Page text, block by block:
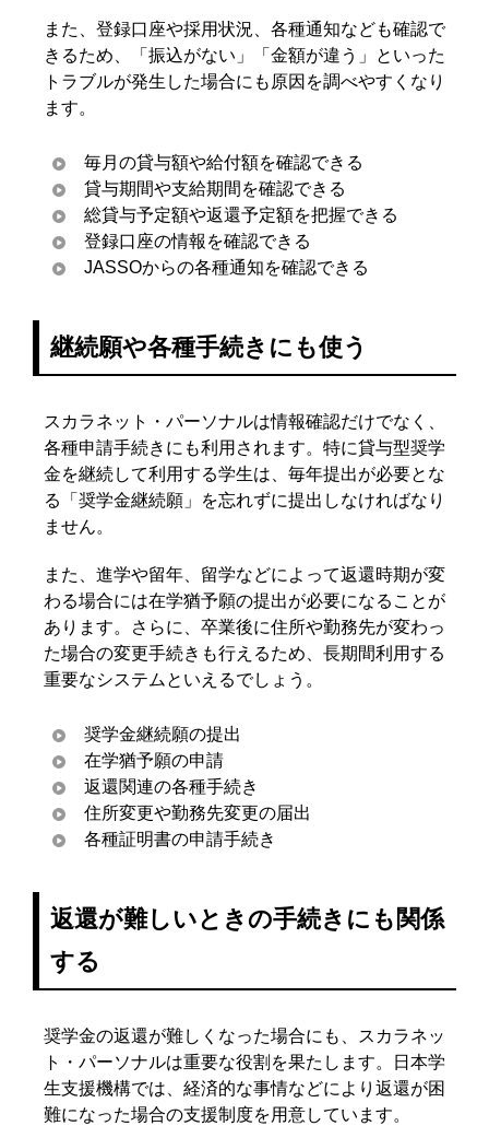
また、登録口座や採用状況、各種通知なども確認で
きるため、「振込がない」「金額が違う」といった
トラブルが発生した場合にも原因を調べやすくなり
ます。
毎月の貸与額や給付額を確認できる
貸与期間や支給期間を確認できる
総貸与予定額や返還予定額を把握できる
登録口座の情報を確認できる
JASSOからの各種通知を確認できる
継続願や各種手続きにも使う
スカラネット・パーソナルは情報確認だけでなく、
各種申請手続きにも利用されます。特に貸与型奨学
金を継続して利用する学生は、毎年提出が必要とな
る「奨学金継続願」を忘れずに提出しなければなり
ません。
また、進学や留年、留学などによって返還時期が変
わる場合には在学猶予願の提出が必要になることが
あります。さらに、卒業後に住所や勤務先が変わっ
た場合の変更手続きも行えるため、長期間利用する
重要なシステムといえるでしょう。
奨学金継続願の提出
在学猶予願の申請
返還関連の各種手続き
住所変更や勤務先変更の届出
各種証明書の申請手続き
返還が難しいときの手続きにも関係
する
奨学金の返還が難しくなった場合にも、スカラネッ
ト・パーソナルは重要な役割を果たします。日本学
生支援機構では、経済的な事情などにより返還が困
難になった場合の支援制度を用意しています。